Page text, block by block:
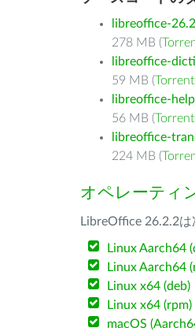
libreoffice-
278 MB (
libreoffice-
59 MB (Torrent
libreoffice-
56 MB (Torrent
libreoffice-
224 MB (
オペレーティ
LibreOffice 26.2.2
Linux Aarch64
Linux Aarch64
Linux x64 (deb)
Linux x64 (rpm)
macOS